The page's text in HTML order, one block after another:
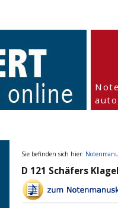
Sie befinden sich hier:
D 121 Schäfers